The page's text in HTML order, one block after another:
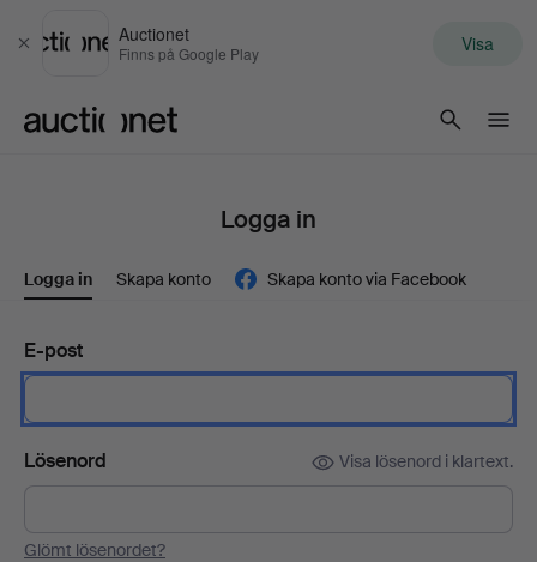
Stäng
Auctionet
Finns på Google Play Visa
Logga in
Logga in Skapa konto Skapa konto via Facebook
E-post
Lösenord Visa lösenord i klartext.
Glömt lösenordet?